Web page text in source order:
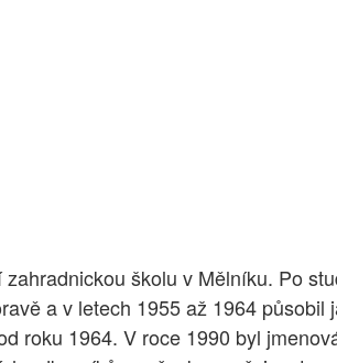
školu v Mělníku. Po
a v letech 1955 až 1964
roku 1964. V roce 1990 byl